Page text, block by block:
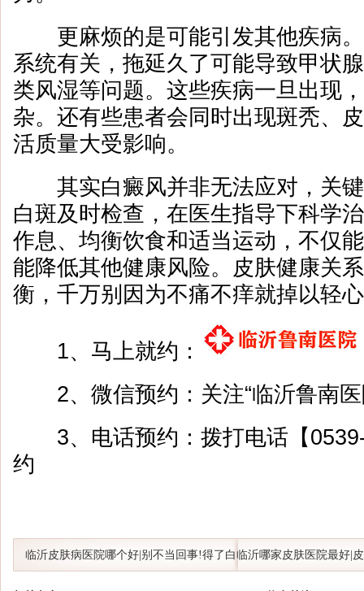
更麻烦的是可能引发其他疾病。
系统有关，拖延久了可能导致甲状
类风湿等问题。这些疾病一旦出现
杂。还有些患者会同时出现斑秃、
活质量大受影响。
其实白癜风并非无法应对，关键
白斑及时检查，在医生指导下科学
作息、均衡饮食和适当运动，不仅
能降低其他健康风险。皮肤健康关
衡，千万别因为不痛不痒就掉以轻
1、马上就约：
2、微信预约：关注“临沂鲁南医
3、电话预约：拨打电话【
约
临沂皮肤病医院哪个好|别不当回事!得了白
癜风一定要小心这6大并发症…
临沂哪家皮肤医院最好|
报”——白癜风不传染，